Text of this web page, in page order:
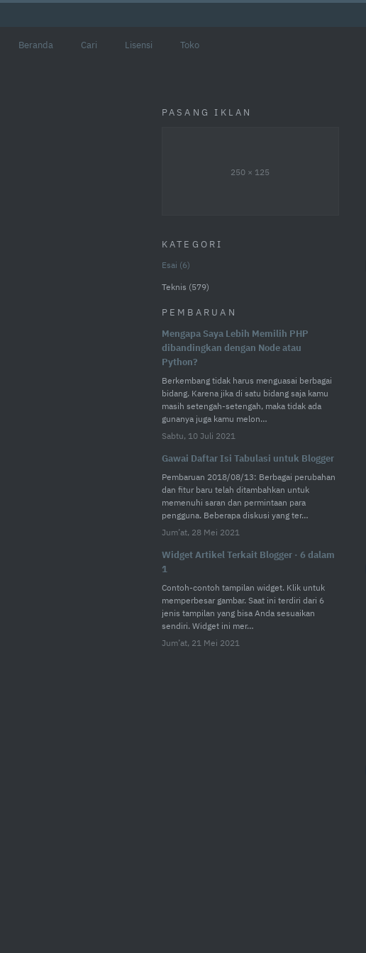
Beranda Cari Lisensi Toko
PASANG IKLAN
250 × 125
KATEGORI
Esai 6
Teknis 579
PEMBARUAN
Mengapa Saya Lebih Memilih PHP
dibandingkan dengan Node atau
Python?
Berkembang tidak harus menguasai berbagai
bidang. Karena jika di satu bidang saja kamu
masih setengah-setengah, maka tidak ada
gunanya juga kamu melon…
Sabtu, 10 Juli 2021
Gawai Daftar Isi Tabulasi untuk Blogger
Pembaruan 2018/08/13: Berbagai perubahan
dan fitur baru telah ditambahkan untuk
memenuhi saran dan permintaan para
pengguna. Beberapa diskusi yang ter…
Jum’at, 28 Mei 2021
Widget Artikel Terkait Blogger · 6 dalam
1
Contoh-contoh tampilan widget. Klik untuk
memperbesar gambar. Saat ini terdiri dari 6
jenis tampilan yang bisa Anda sesuaikan
sendiri. Widget ini mer…
Jum’at, 21 Mei 2021